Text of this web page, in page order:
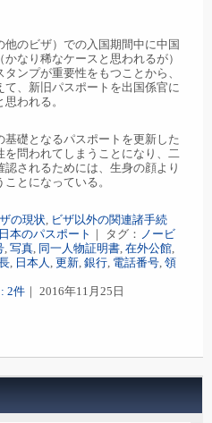
のビザ）での入国期間中に中国
なり稀なケースと思われるが）
ンプが重要性をもつことから、
、新旧パスポートを出国係官に
われる。
礎となるパスポートを更新した
問われてしまうことになり、二
されるためには、生身の顔より
とになっている。
の現状 ビザ以外の関連諸手続
日本のパスポート ｜ タグ： ノービ
写真 同一人物証明書 在外公館
日本人 更新 銀行 電話番号 領
2件 ｜ 2016年11月25日